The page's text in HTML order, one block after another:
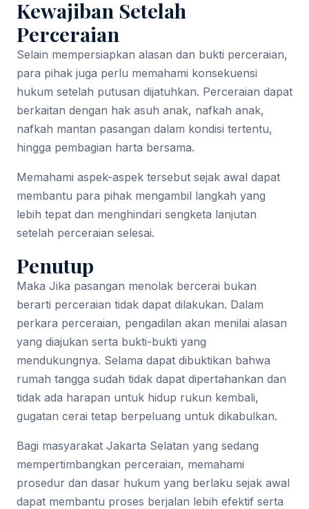
Kewajiban Setelah
Perceraian
Selain mempersiapkan alasan dan bukti perceraian,
para pihak juga perlu memahami konsekuensi
hukum setelah putusan dijatuhkan. Perceraian dapat
berkaitan dengan hak asuh anak, nafkah anak,
nafkah mantan pasangan dalam kondisi tertentu,
hingga pembagian harta bersama.
Memahami aspek-aspek tersebut sejak awal dapat
membantu para pihak mengambil langkah yang
lebih tepat dan menghindari sengketa lanjutan
setelah perceraian selesai.
Penutup
Maka Jika pasangan menolak bercerai bukan
berarti perceraian tidak dapat dilakukan. Dalam
perkara perceraian, pengadilan akan menilai alasan
yang diajukan serta bukti-bukti yang
mendukungnya. Selama dapat dibuktikan bahwa
rumah tangga sudah tidak dapat dipertahankan dan
tidak ada harapan untuk hidup rukun kembali,
gugatan cerai tetap berpeluang untuk dikabulkan.
Bagi masyarakat Jakarta Selatan yang sedang
mempertimbangkan perceraian, memahami
prosedur dan dasar hukum yang berlaku sejak awal
dapat membantu proses berjalan lebih efektif serta